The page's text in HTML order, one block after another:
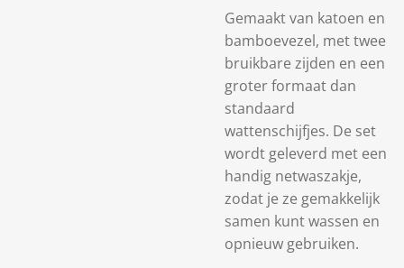
Gemaakt van katoen en
bamboevezel, met twee
bruikbare zijden en een
groter formaat dan
standaard
wattenschijfjes. De set
wordt geleverd met een
handig netwaszakje,
zodat je ze gemakkelijk
samen kunt wassen en
opnieuw gebruiken.